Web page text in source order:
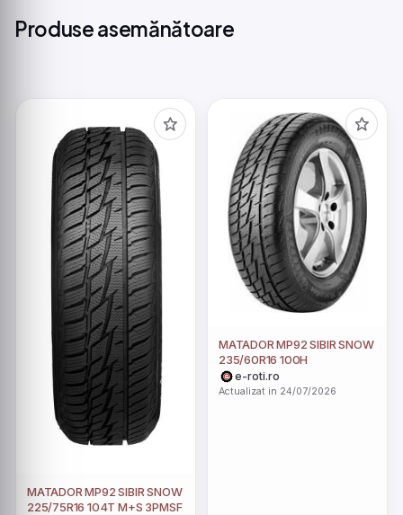
Produse asemănătoare
MATADOR MP92 SIBIR SNOW
225/75R16 104T M+S 3PMSF
MATADOR MP92 SIBIR SNOW
235/60R16 100H
e-roti.ro
Actualizat in 24/07/2026